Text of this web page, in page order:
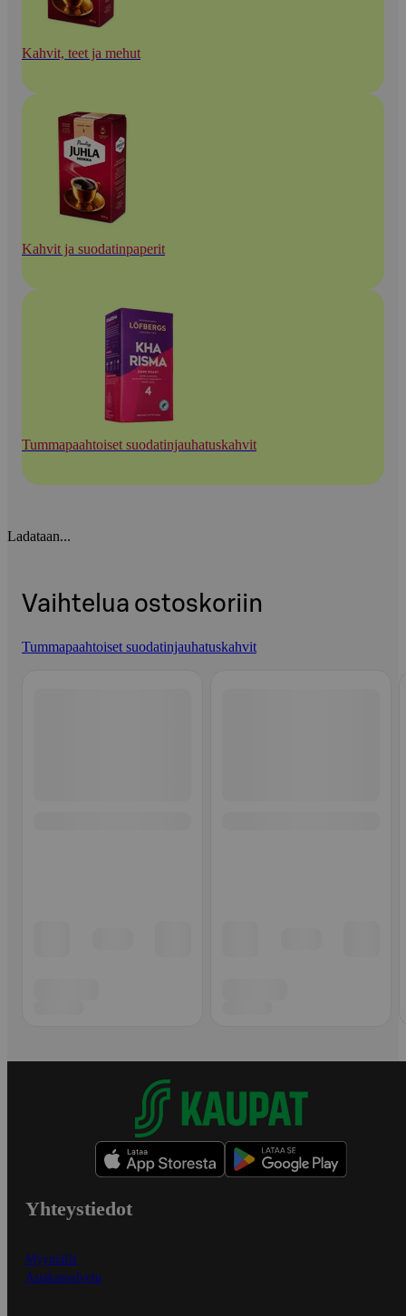
Kahvit, teet ja mehut
Kahvit ja suodatinpaperit
Tummapaahtoiset suodatinjauhatuskahvit
Ladataan...
Vaihtelua ostoskoriin
Tummapaahtoiset suodatinjauhatuskahvit
Yhteystiedot
Myymälät
Asiakaspalvelu